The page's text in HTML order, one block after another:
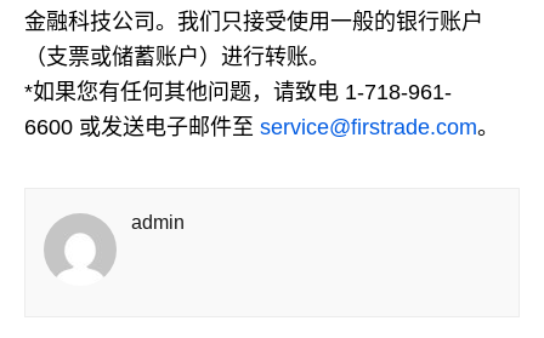
金融科技公司。我们只接受使用一般的银行账户
（支票或储蓄账户）进行转账。
*如果您有任何其他问题，请致电 1-718-961-
6600 或发送电子邮件至 service@firstrade.com。
admin